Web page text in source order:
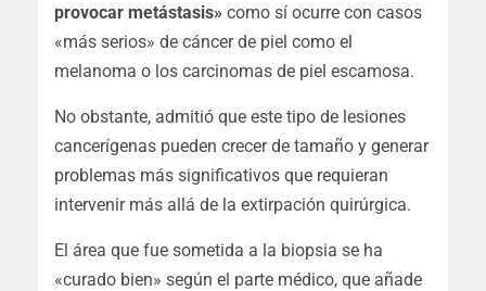
provocar metástasis» como sí ocurre con casos
«más serios» de cáncer de piel como el
melanoma o los carcinomas de piel escamosa.
No obstante, admitió que este tipo de lesiones
cancerígenas pueden crecer de tamaño y generar
problemas más significativos que requieran
intervenir más allá de la extirpación quirúrgica.
El área que fue sometida a la biopsia se ha
«curado bien» según el parte médico, que añade